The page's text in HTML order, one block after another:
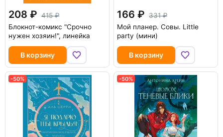
208
415
Блокнот-комикс "Срочно
нужен хозяин!", линейка
В корзину
166
331
Мой планер. Совы. Little
party (мини)
В корзину
-50% -50%